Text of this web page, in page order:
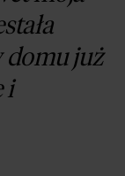
domu już
i